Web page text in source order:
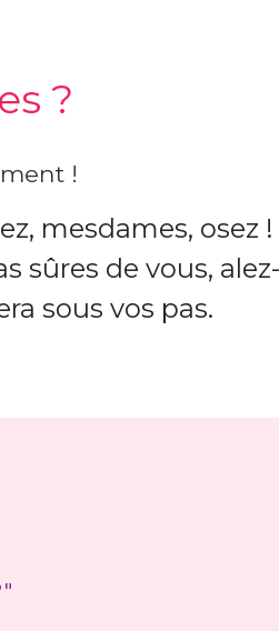
?
!
mesdames, osez
sûres de vous,
sous vos pas.